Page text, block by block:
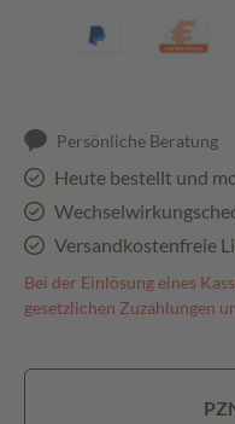
Persönliche Beratung
Heute bestellt und
Versandkostenfreie
Bei der Einlösung eines
gesetzlichen Zuzahlungen